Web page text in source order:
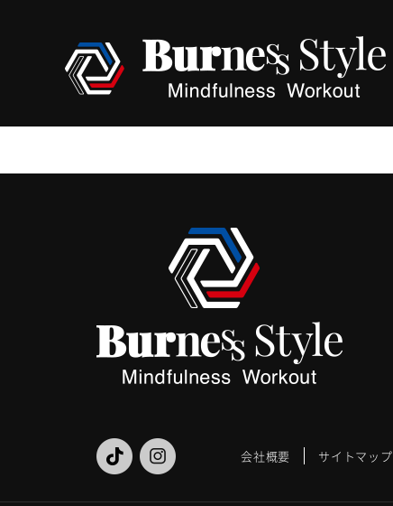
会社概要 サイトマップ